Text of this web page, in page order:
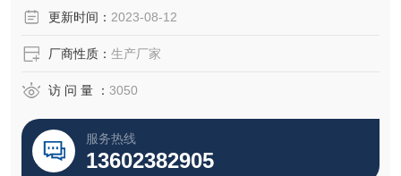
更新时间： 2023-08-12
厂商性质： 生产厂家
访 问 量 ： 3050
服务热线
13602382905